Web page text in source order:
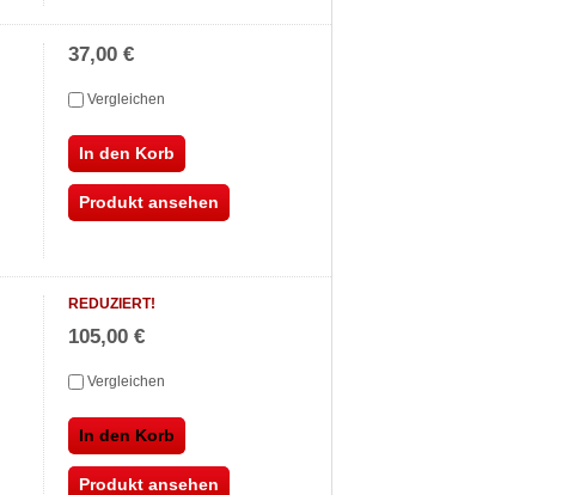
37,00 €
Vergleichen
In den Korb
Produkt ansehen
REDUZIERT!
105,00 €
Vergleichen
In den Korb
Produkt ansehen